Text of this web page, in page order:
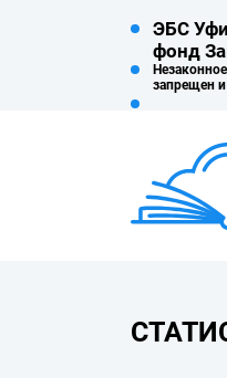
ЭБС
фонд
запрещен и